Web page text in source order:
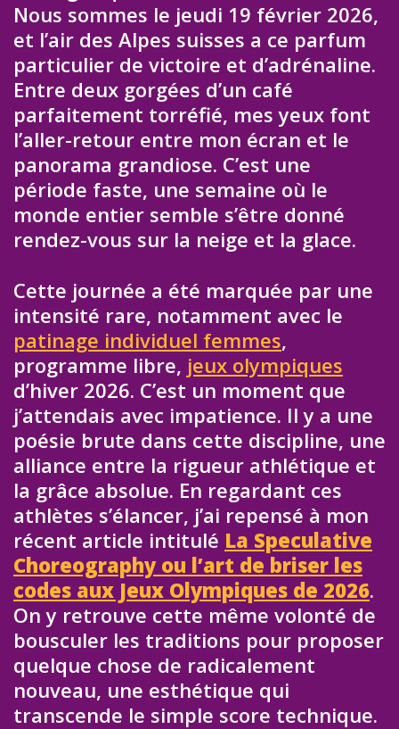
Nous sommes le jeudi 19 février 2026,
et l’air des Alpes suisses a ce parfum
particulier de victoire et d’adrénaline.
Entre deux gorgées d’un café
parfaitement torréfié, mes yeux font
l’aller-retour entre mon écran et le
panorama grandiose. C’est une
période faste, une semaine où le
monde entier semble s’être donné
rendez-vous sur la neige et la glace.
Cette journée a été marquée par une
intensité rare, notamment avec le
patinage individuel femmes,
programme libre, jeux olympiques
d’hiver 2026. C’est un moment que
j’attendais avec impatience. Il y a une
poésie brute dans cette discipline, une
alliance entre la rigueur athlétique et
la grâce absolue. En regardant ces
athlètes s’élancer, j’ai repensé à mon
récent article intitulé La Speculative
Choreography ou l’art de briser les
codes aux Jeux Olympiques de 2026.
On y retrouve cette même volonté de
bousculer les traditions pour proposer
quelque chose de radicalement
nouveau, une esthétique qui
transcende le simple score technique.